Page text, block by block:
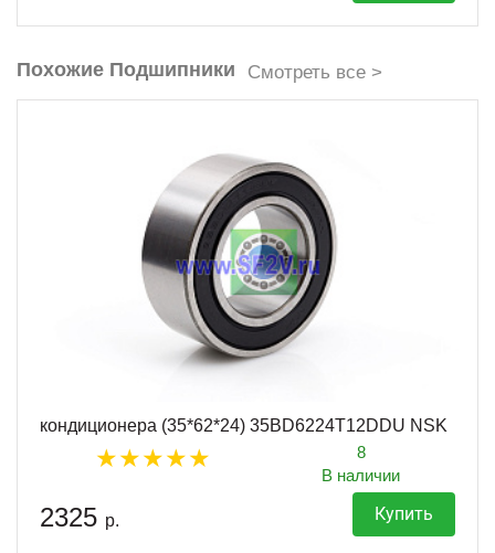
Похожие Подшипники Смотреть все >
кондиционера (35*62*24) 35BD6224T12DDU NSK
8
В наличии
2325 р. Купить